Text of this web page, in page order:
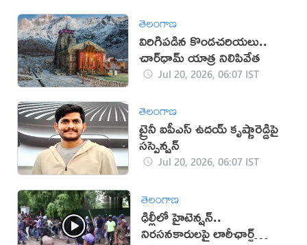
తెలంగాణ
విరిగిపడిన కొండచరియలు..
చార్‌ధామ్ యాత్ర నిలిపివేత
Jul 20, 2026, 06:07 IST
తెలంగాణ
ట్రైనీ ఐపీఎస్ ఉదయ్ కృష్ణారెడ్డిపై
సస్పెన్షన్
Jul 20, 2026, 06:07 IST
తెలంగాణ
ఢిల్లీలో హైటెన్షన్..
నిరసనకారులపై లాఠీఛార్జ్